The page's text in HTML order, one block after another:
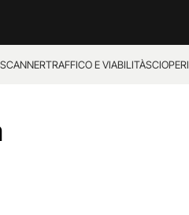
SCANNERTRAFFICO E VIABILITÀSCIOPERI